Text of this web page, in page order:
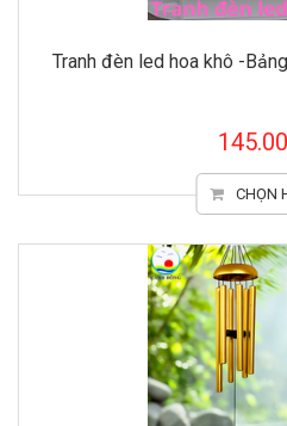
Tranh đèn led hoa khô -
CHỌN